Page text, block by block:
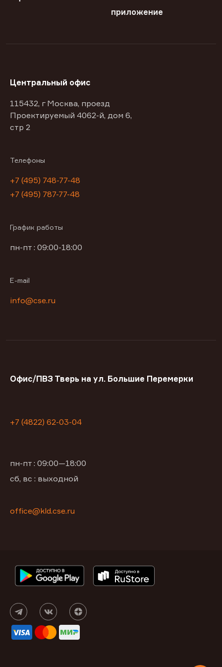
приложение
Центральный офис
115432, г Москва, проезд
Проектируемый 4062-й, дом 6,
стр 2
Телефоны
+7 (495) 748-77-48
+7 (495) 787-77-48
График работы
пн-пт : 09:00-18:00
E-mail
info@cse.ru
Офис/ПВЗ Тверь на ул. Большие Перемерки
+7 (4822) 62-03-04
пн-пт : 09:00—18:00
сб, вс : выходной
office@kld.cse.ru